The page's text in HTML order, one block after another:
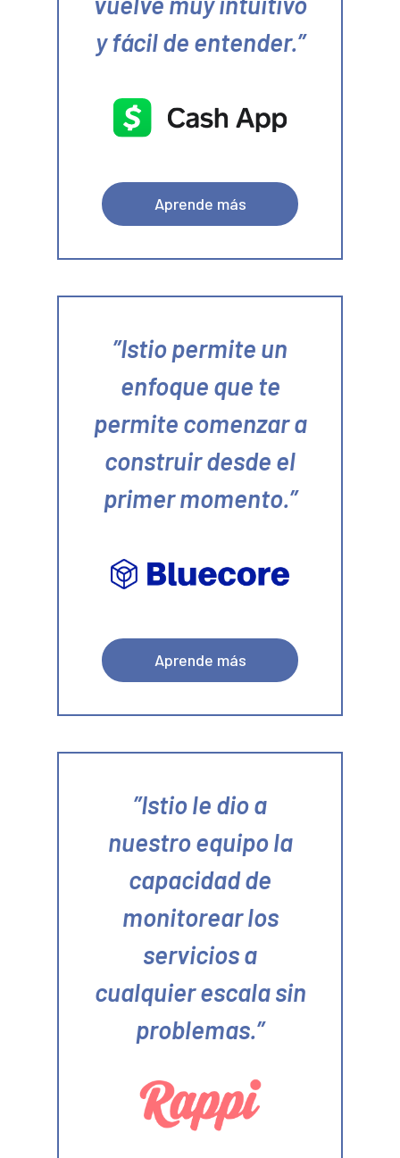
y fácil de entender.
Aprende más
Istio permite un
enfoque que te
permite comenzar a
construir desde el
primer momento.
Aprende más
Istio le dio a
nuestro equipo la
capacidad de
monitorear los
servicios a
cualquier escala sin
problemas.